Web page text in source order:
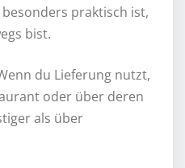
praktisch ist,
bist.
du Lieferung nutzt,
oder über deren
als über